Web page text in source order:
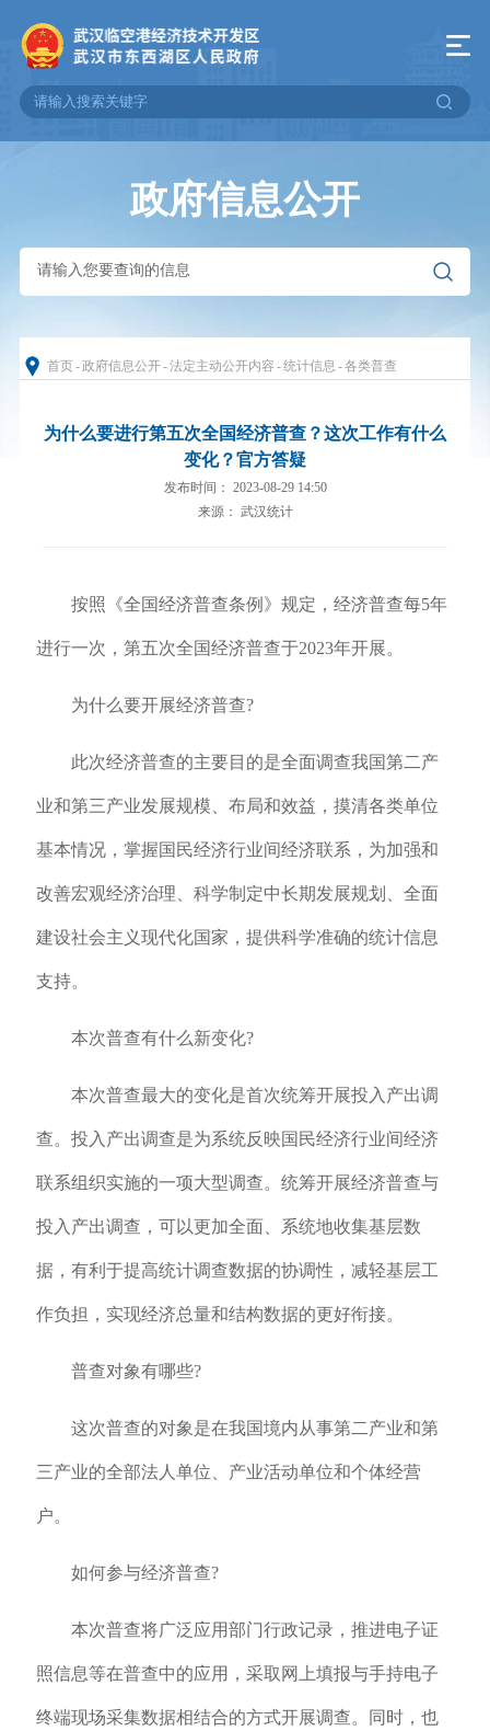
政府信息公开
首页-政府信息公开-法定主动公开内容 -统计信息 -各类普查
为什么要进行第五次全国经济普查？这次工作有什么
变化？官方答疑
发布时间： 2023-08-29 14:50
来源： 武汉统计
按照《全国经济普查条例》规定，经济普查每5年
进行一次，第五次全国经济普查于2023年开展。
为什么要开展经济普查?
此次经济普查的主要目的是全面调查我国第二产
业和第三产业发展规模、布局和效益，摸清各类单位
基本情况，掌握国民经济行业间经济联系，为加强和
改善宏观经济治理、科学制定中长期发展规划、全面
建设社会主义现代化国家，提供科学准确的统计信息
支持。
本次普查有什么新变化?
本次普查最大的变化是首次统筹开展投入产出调
查。投入产出调查是为系统反映国民经济行业间经济
联系组织实施的一项大型调查。统筹开展经济普查与
投入产出调查，可以更加全面、系统地收集基层数
据，有利于提高统计调查数据的协调性，减轻基层工
作负担，实现经济总量和结构数据的更好衔接。
普查对象有哪些?
这次普查的对象是在我国境内从事第二产业和第
三产业的全部法人单位、产业活动单位和个体经营
户。
如何参与经济普查?
本次普查将广泛应用部门行政记录，推进电子证
照信息等在普查中的应用，采取网上填报与手持电子
终端现场采集数据相结合的方式开展调查。同时，也